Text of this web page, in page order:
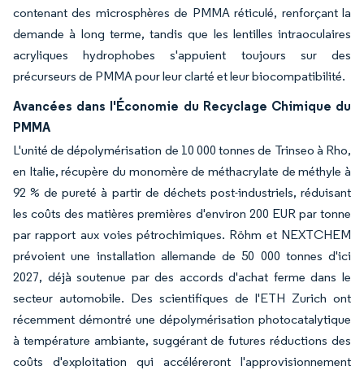
contenant des microsphères de PMMA réticulé, renforçant la
demande à long terme, tandis que les lentilles intraoculaires
acryliques hydrophobes s'appuient toujours sur des
précurseurs de PMMA pour leur clarté et leur biocompatibilité.
Avancées dans l'Économie du Recyclage Chimique du
PMMA
L'unité de dépolymérisation de 10 000 tonnes de Trinseo à Rho,
en Italie, récupère du monomère de méthacrylate de méthyle à
92 % de pureté à partir de déchets post-industriels, réduisant
les coûts des matières premières d'environ 200 EUR par tonne
par rapport aux voies pétrochimiques. Röhm et NEXTCHEM
prévoient une installation allemande de 50 000 tonnes d'ici
2027, déjà soutenue par des accords d'achat ferme dans le
secteur automobile. Des scientifiques de l'ETH Zurich ont
récemment démontré une dépolymérisation photocatalytique
à température ambiante, suggérant de futures réductions des
coûts d'exploitation qui accéléreront l'approvisionnement